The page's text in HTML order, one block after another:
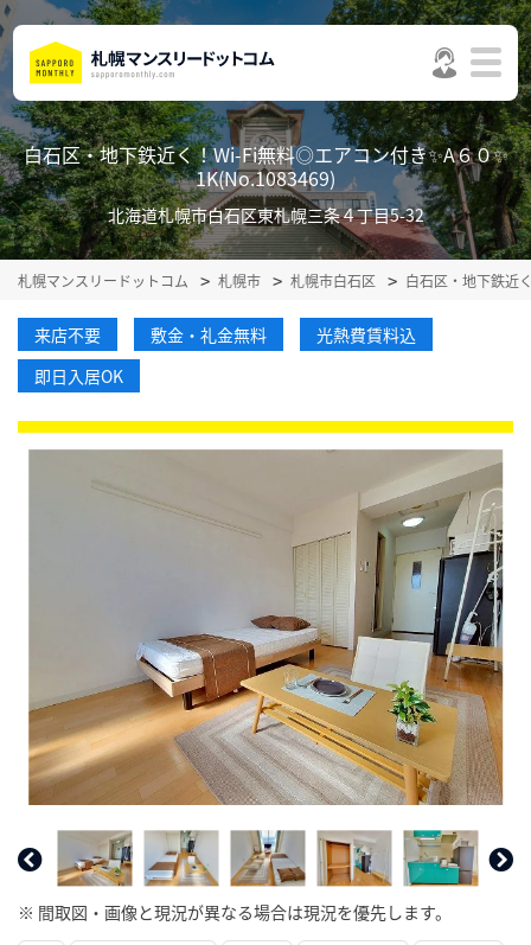
白石区・地下鉄近く！Wi-Fi無料◎エアコン付き✨A６０✨
1K(No.1083469)
北海道札幌市白石区東札幌三条４丁目5-32
札幌マンスリードットコム 札幌市 札幌市白石区 白石区・地下鉄近
来店不要 敷金・礼金無料
光熱費賃料込
即日入居OK
※ 間取図・画像と現況が異なる場合は現況を優先します。